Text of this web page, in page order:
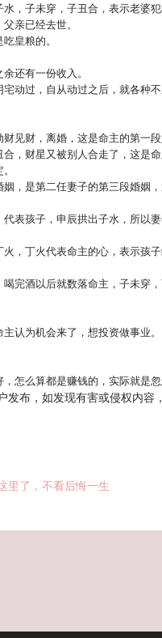
，子未穿，子丑合，表示老婆犯
亲已经去世。
皇粮的。
还有一份收入。
动过，自从动过之后，就各种
见财，离婚，这是命主的第一段
，财星又被别人合走了，这是命
，是第二任妻子的第三段婚姻
表孩子，申辰拱出子水，所以妻
，丁火代表命主的心，表示孩
完酒以后就数落命主，子未穿，
认为机会来了，想投资做事业。
怎么算都是赚钱的，实际就是忽
布，如发现有害或侵权内容
里了，不看后悔一生